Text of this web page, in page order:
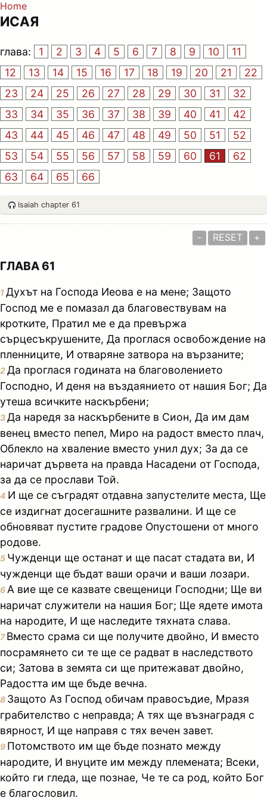
Home
ИСАЯ
глава: 1 2 3 4 5 6 7 8 9 10
11
12
13 14 15 16 17 18 19 20 21
22
23
24 25 26 27 28 29 30 31
32
33
34 35 36 37 38 39 40 41
42
43
44 45 46 47 48 49 50 51
52
53
54 55 56 57 58 59 60 61
62
63
64 65 66
Isaiah chapter 61
- RESET +
ГЛАВА 61
1Духът на Господа Иеова е на мене; Защото
Господ ме е помазал да благовествувам на
кротките, Пратил ме е да превържа
сърцесъкрушените, Да проглася освобождение на
пленниците, И отваряне затвора на вързаните;
2Да проглася годината на благоволението
Господно, И деня на въздаянието от нашия Бог; Да
утеша всичките наскърбени;
3Да наредя за наскърбените в Сион, Да им дам
венец вместо пепел, Миро на радост вместо плач,
Облекло на хваление вместо унил дух; За да се
наричат дървета на правда Насадени от Господа,
за да се прослави Той.
4 И ще се съградят отдавна запустелите места, Ще
се издигнат досегашните развалини. И ще се
обновяват пустите градове Опустошени от много
родове.
5 Чужденци ще останат и ще пасат стадата ви, И
чужденци ще бъдат ваши орачи и ваши лозари.
6 А вие ще се казвате свещеници Господни; Ще ви
наричат служители на нашия Бог; Ще ядете имота
на народите, И ще наследите тяхната слава.
7Вместо срама си ще получите двойно, И вместо
посрамянето си те ще се радват в наследството
си; Затова в земята си ще притежават двойно,
Радостта им ще бъде вечна.
8 Защото Аз Господ обичам правосъдие, Мразя
грабителство с неправда; А тях ще възнаградя с
вярност, И ще направя с тях вечен завет.
9 Потомството им ще бъде познато между
народите, И внуците им между племената; Всеки,
който ги гледа, ще познае, Че те са род, който Бог
е благословил.